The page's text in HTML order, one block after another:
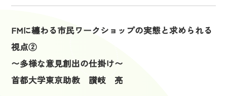
FMに纏わる市民ワークショップの実態と求められる
視点②
〜多様な意見創出の仕掛け〜
首都大学東京助教 讃岐 亮